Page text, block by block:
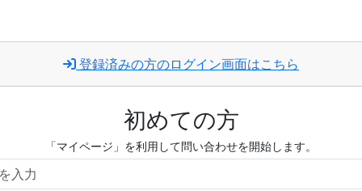
登録済みの方のログイン画面はこちら
初めての方
「マイページ」を利用して問い合わせを開始します。